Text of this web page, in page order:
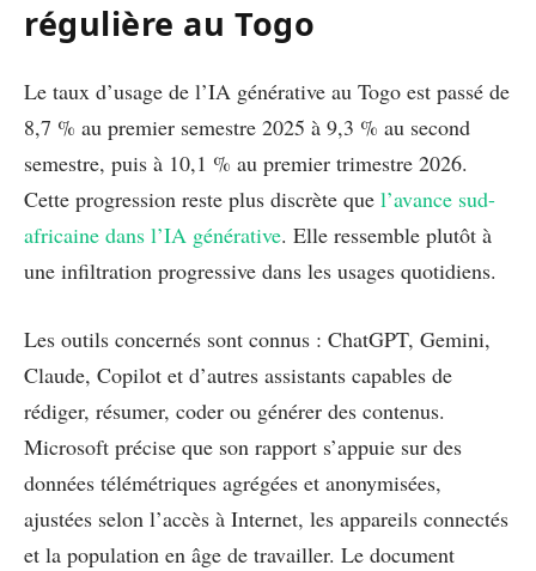
régulière au Togo
Le taux d’usage de l’IA générative au Togo est passé de
8,7 % au premier semestre 2025 à 9,3 % au second
semestre, puis à 10,1 % au premier trimestre 2026.
Cette progression reste plus discrète que l’avance sud-
africaine dans l’IA générative. Elle ressemble plutôt à
une infiltration progressive dans les usages quotidiens.
Les outils concernés sont connus : ChatGPT, Gemini,
Claude, Copilot et d’autres assistants capables de
rédiger, résumer, coder ou générer des contenus.
Microsoft précise que son rapport s’appuie sur des
données télémétriques agrégées et anonymisées,
ajustées selon l’accès à Internet, les appareils connectés
et la population en âge de travailler. Le document